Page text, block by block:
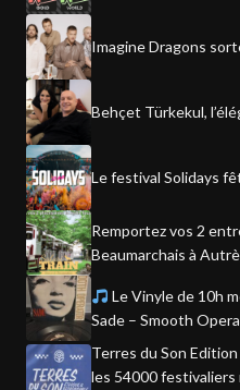
Imagine Dragons
Behçet Türkekul,
Le festival Solidays
Remportez vos 2
Beaumarchais à
Le Vinyle de 10h
Sade – Smooth
Terres du Son
les 54000 festivaliers